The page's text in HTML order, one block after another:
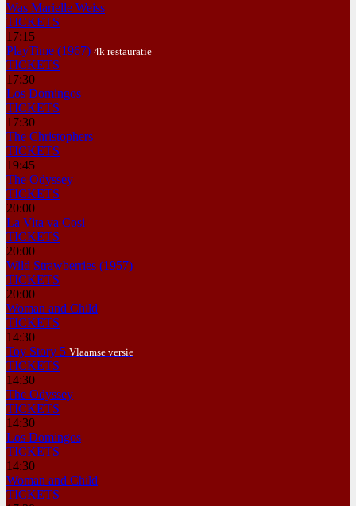
Was Marielle Weiss
TICKETS
17:15
PlayTime (1967) 4k restauratie
TICKETS
17:30
Los Domingos
TICKETS
17:30
The Christophers
TICKETS
19:45
The Odyssey
TICKETS
20:00
La Vita va Cosi
TICKETS
20:00
Wild Strawberries (1957)
TICKETS
20:00
Woman and Child
TICKETS
14:30
Toy Story 5 Vlaamse versie
TICKETS
14:30
The Odyssey
TICKETS
14:30
Los Domingos
TICKETS
14:30
Woman and Child
TICKETS